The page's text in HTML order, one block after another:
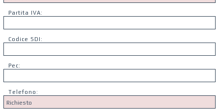
Partita IVA:
Codice SDI:
Pec:
Telefono: